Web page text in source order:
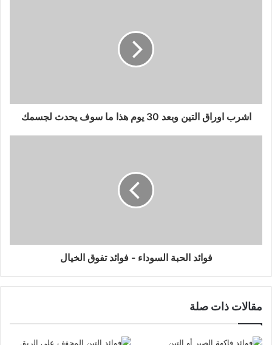
اشرب اوراق التين وبعد 30 يوم هذا ما سوف يحدث لجسمك
فوائد الحبة السوداء - فوائد تفوق الخيال
مقالات ذات صلة